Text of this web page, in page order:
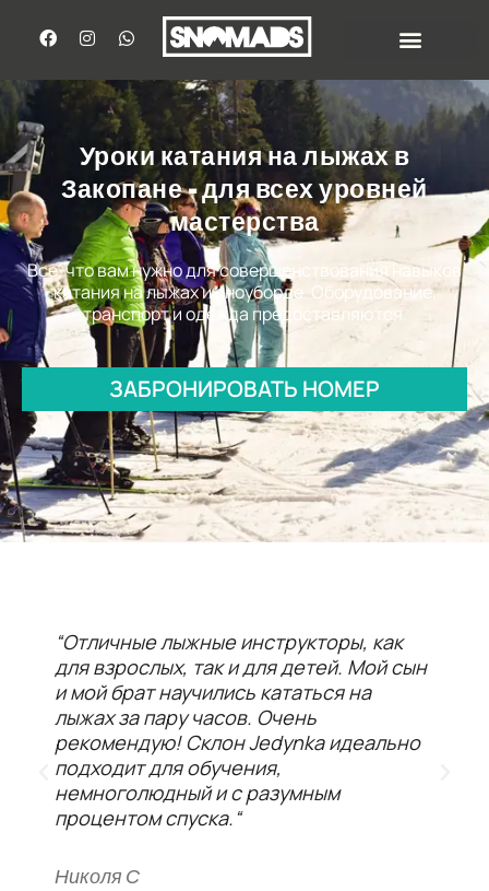
Уроки катания на лыжах в
Закопане - для всех уровней
мастерства
Все, что вам нужно для совершенствования навыков
катания на лыжах и сноуборде. Оборудование,
транспорт и одежда предоставляются.
ЗАБРОНИРОВАТЬ НОМЕР
“Отличные лыжные инструкторы, как
для взрослых, так и для детей. Мой сын
и мой брат научились кататься на
лыжах за пару часов. Очень
рекомендую! Склон Jedynka идеально
подходит для обучения,
немноголюдный и с разумным
процентом спуска.“
Николя С